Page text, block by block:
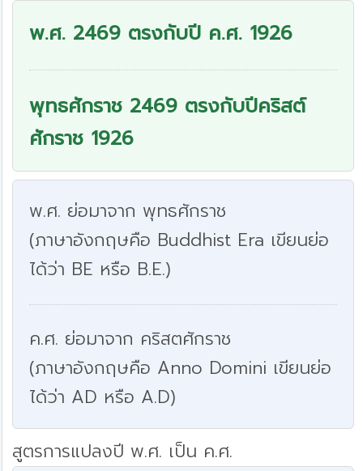
พ.ศ. 2469 ตรงกับปี ค.ศ. 1926
พุทธศักราช 2469 ตรงกับปีคริสต์
ศักราช 1926
พ.ศ. ย่อมาจาก พุทธศักราช
(ภาษาอังกฤษคือ Buddhist Era เขียนย่อ
ได้ว่า BE หรือ B.E.)
ค.ศ. ย่อมาจาก คริสตศักราช
(ภาษาอังกฤษคือ Anno Domini เขียนย่อ
ได้ว่า AD หรือ A.D)
สูตรการแปลงปี พ.ศ. เป็น ค.ศ.